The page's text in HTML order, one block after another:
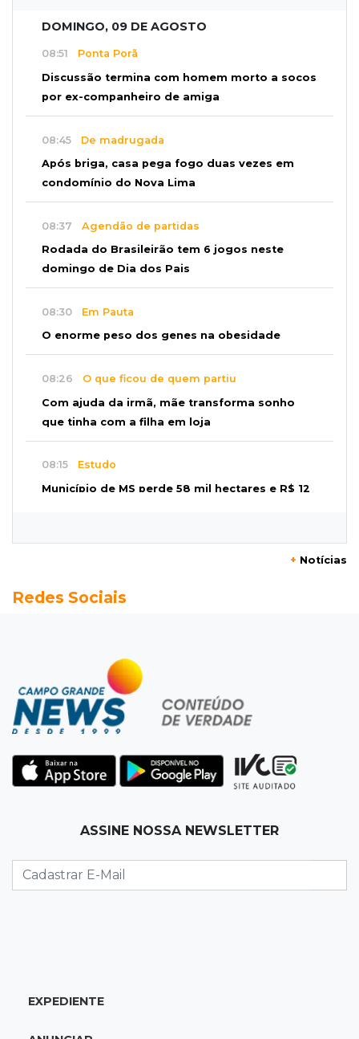
DOMINGO, 09 DE AGOSTO
08:51 Ponta Porã
Discussão termina com homem morto a socos
por ex-companheiro de amiga
08:45 De madrugada
Após briga, casa pega fogo duas vezes em
condomínio do Nova Lima
08:37 Agendão de partidas
Rodada do Brasileirão tem 6 jogos neste
domingo de Dia dos Pais
08:30 Em Pauta
O enorme peso dos genes na obesidade
08:26 O que ficou de quem partiu
Com ajuda da irmã, mãe transforma sonho
que tinha com a filha em loja
08:15 Estudo
Município de MS perde 58 mil hectares e R$ 12
poste de energia elétrica
Campo Grande tem quatro interdições no
trânsito neste domingo
07:45Dia dos Pais
hoje paga um preço alto?
Pais passam kung-fu de geração em geração
Feira Central encerra Festival do Sobá com
+ Notícias
Redes Sociais
ASSINE NOSSA NEWSLETTER
EXPEDIENTE